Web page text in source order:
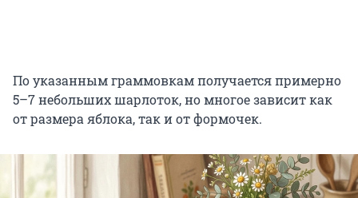
По указанным граммовкам получается примерно
5–7 небольших шарлоток, но многое зависит как
от размера яблока, так и от формочек.